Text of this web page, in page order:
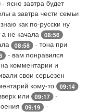
- ясно завтра будет
а завтра чести семьи
как по-русски ну
не качала 08:56
-
08:58
- тона при
- вам понравился
комментарии и
свои серьезен
кому-то 09:14
или 09:17
-
09:19
-